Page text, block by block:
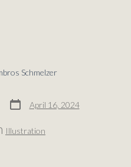
Schmelzer
April 16, 2024
Illustration